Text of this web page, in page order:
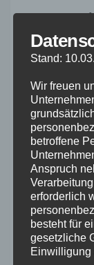
Sollte
Hobby
Im
Stand:
Wir freuen
betroffene
Anspruch
erforderlich
besteht für
gesetzliche
Einwilligung